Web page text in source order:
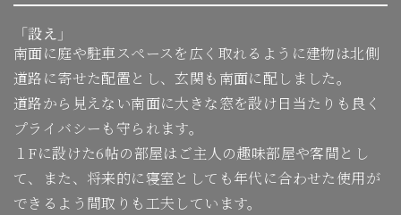
「設え」
南面に庭や駐車スペースを広く取れるように建物は北側
道路に寄せた配置とし、玄関も南面に配しました。
道路から見えない南面に大きな窓を設け日当たりも良く
プライバシーも守られます。
１Fに設けた6帖の部屋はご主人の趣味部屋や客間とし
て、また、将来的に寝室としても年代に合わせた使用が
できるよう間取りも工夫しています。